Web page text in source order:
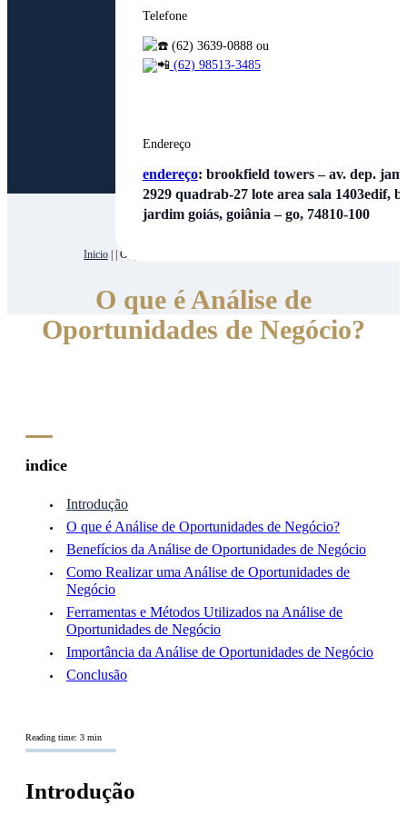
Telefone
(62) 3639-0888 ou
(62) 98513-3485
Endereço
endereço: brookfield towers – av. dep.
2929 quadrab-27 lote area sala 1403edif,
jardim goiás, goiânia – go, 74810-100
Inicio | | O que é Análise de Oportunidades de Negócio?
O que é Análise de
Oportunidades de Negócio?
indice
Introdução
O que é Análise de Oportunidades de Negócio?
Benefícios da Análise de Oportunidades de Negócio
Como Realizar uma Análise de Oportunidades de
Negócio
Ferramentas e Métodos Utilizados na Análise de
Oportunidades de Negócio
Importância da Análise de Oportunidades de Negócio
Conclusão
Reading time: 3 min
Introdução